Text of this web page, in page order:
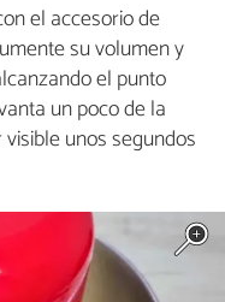
el accesorio de
su volumen y
el punto
un poco de la
unos segundos